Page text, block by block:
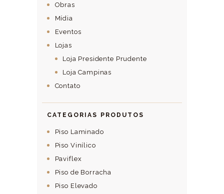
Obras
Mídia
Eventos
Lojas
Loja Presidente Prudente
Loja Campinas
Contato
CATEGORIAS PRODUTOS
Piso Laminado
Piso Vinílico
Paviflex
Piso de Borracha
Piso Elevado